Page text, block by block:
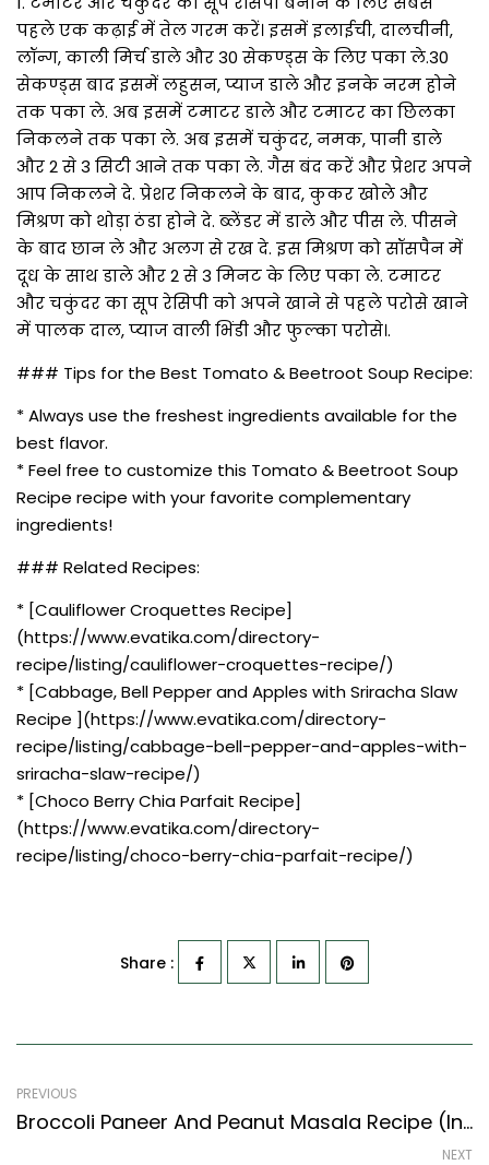
पहले एक कढ़ाई में तेल गरम करें। इसमें इलाईची, दालचीनी,
लॉन्ग, काली मिर्च डाले और 30 सेकण्ड्स के लिए पका ले.30
सेकण्ड्स बाद इसमें लहुसन, प्याज डाले और इनके नरम होने
तक पका ले. अब इसमें टमाटर डाले और टमाटर का छिलका
निकलने तक पका ले. अब इसमें चकुंदर, नमक, पानी डाले
और 2 से 3 सिटी आने तक पका ले. गैस बंद करें और प्रेशर अपने
आप निकलने दे. प्रेशर निकलने के बाद, कुकर खोले और
मिश्रण को थोड़ा ठंडा होने दे. ब्लेंडर में डाले और पीस ले. पीसने
के बाद छान ले और अलग से रख दे. इस मिश्रण को सॉसपैन में
दूध के साथ डाले और 2 से 3 मिनट के लिए पका ले. टमाटर
और चकुंदर का सूप रेसिपी को अपने खाने से पहले परोसे खाने
में पालक दाल, प्याज वाली भिंडी और फुल्का परोसे।.
### Tips for the Best Tomato & Beetroot Soup Recipe:
* Always use the freshest ingredients available for the
best flavor.
* Feel free to customize this Tomato & Beetroot Soup
Recipe recipe with your favorite complementary
ingredients!
### Related Recipes:
* [Cauliflower Croquettes Recipe]
(https://www.evatika.com/directory-
recipe/listing/cauliflower-croquettes-recipe/)
* [Cabbage, Bell Pepper and Apples with Sriracha Slaw
Recipe ](https://www.evatika.com/directory-
recipe/listing/cabbage-bell-pepper-and-apples-with-
sriracha-slaw-recipe/)
* [Choco Berry Chia Parfait Recipe]
(https://www.evatika.com/directory-
recipe/listing/choco-berry-chia-parfait-recipe/)
Share :
PREVIOUS
Broccoli Paneer And Peanut Masala Recipe (Indian Style) – Easy & Delicious Recipe
NEXT